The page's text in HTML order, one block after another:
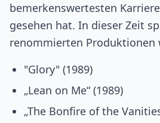
bemerkenswertesten
gesehen hat. In dieser Zeit
renommierten Produktionen
"Glory" (1989)
„Lean on Me“ (1989)
„The Bonfire of the